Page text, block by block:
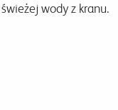
wody z kranu.